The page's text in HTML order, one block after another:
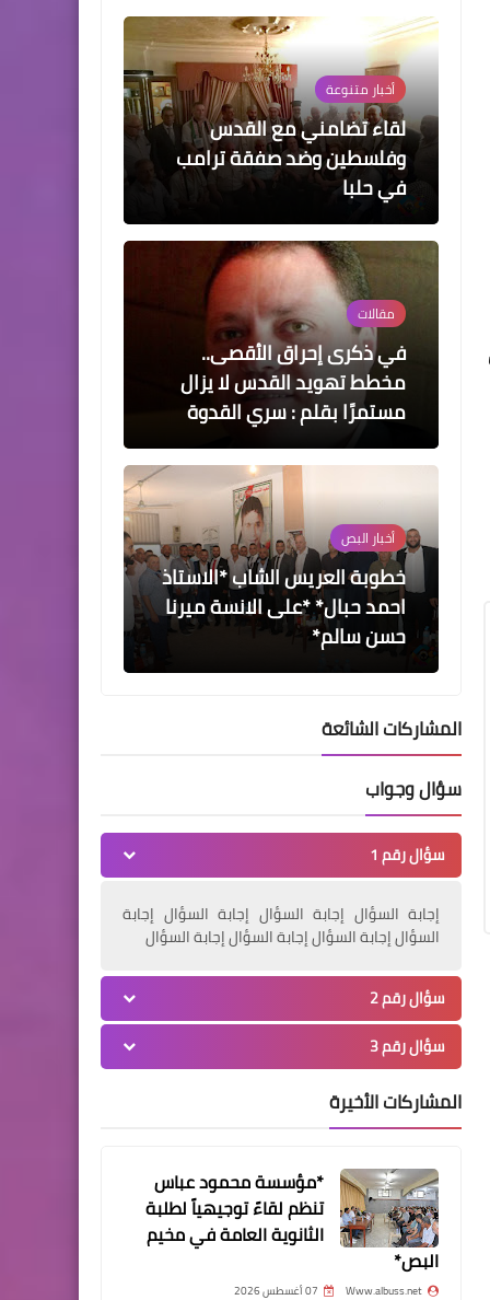
مقالات
في ذكرى إحراق الأقصى..
مخطط تهويد القدس لا يزال
مستمرًا بقلم : سري القدوة
أخبار البص
خطوبة العريس الشاب *الاستاذ
احمد حبال* *على الانسة ميرنا
حسن سالم*
أخبار البص
زفة العريس الشاب *احمد جدع*
قيادة "فتح" في صور تُكرِّم
المناضلَين اللبنانيَّين غسّان نادي
وياسر بزي تقديرًا لمواقفهما
الداعمة لفلسطين
التجمعات
*عودة الحاج ربيع العنيين من
تأدية فريضة الحاج*
أخبار متنوعة
وفدٌ من حركة "فتح" يُكرِّم
المناضلة اللبنانية سيلفيا
المشاركات الشائعة
سؤال وجواب
سؤال رقم 1
إجابة السؤال إجابة السؤال إجابة السؤال إجابة
السؤال إجابة السؤال إجابة السؤال إجابة السؤال
سؤال رقم 2
سؤال رقم 3
المشاركات الأخيرة
*مؤسسة محمود عباس
تنظم لقاءً توجيهياً لطلبة
الثانوية العامة في مخيم
البص*
Www.albuss.net 07 أغسطس 2026